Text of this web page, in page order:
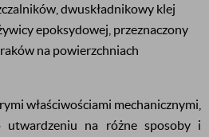
dwuskładnikowy klej
epoksydowej, przeznaczony
na powierzchniach
właściwościami mechanicznymi,
utwardzeniu na różne sposoby i